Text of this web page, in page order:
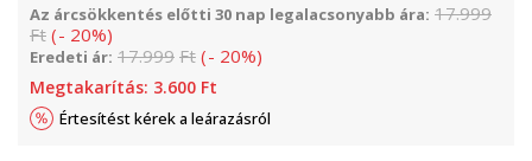
Az árcsökkentés előtti 30 nap legalacsonyabb ára: 17.999
Ft (- 20%)
Eredeti ár: 17.999 Ft (- 20%)
Megtakarítás: 3.600 Ft
Értesítést kérek a leárazásról